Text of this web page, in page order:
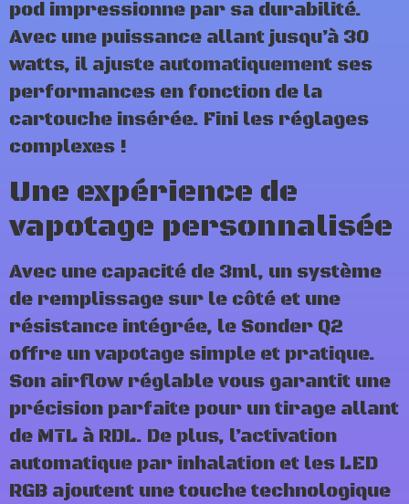
pod impressionne par sa durabilité.
Avec une puissance allant jusqu’à 30
watts, il ajuste automatiquement ses
performances en fonction de la
cartouche insérée. Fini les réglages
complexes !
Une expérience de
vapotage personnalisée
Avec une capacité de 3ml, un système
de remplissage sur le côté et une
résistance intégrée, le Sonder Q2
offre un vapotage simple et pratique.
Son airflow réglable vous garantit une
précision parfaite pour un tirage allant
de MTL à RDL. De plus, l’activation
automatique par inhalation et les LED
RGB ajoutent une touche technologique